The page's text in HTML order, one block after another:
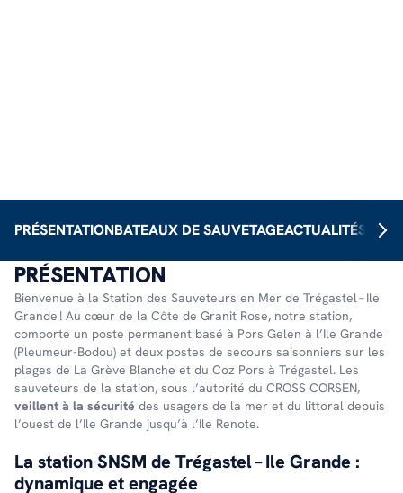
PRÉSENTATIONBATEAUX DE SAUVETAGEACTUALITÉS
PRÉSENTATION
Bien­ve­nue à la Station des Sauve­teurs en Mer de Trégas­tel – Ile
Grande ! Au cœur de la Côte de Granit Rose, notre station,
comporte un poste perma­nent basé à Pors Gelen à l’Ile Grande
(Pleu­meur-Bodou) et deux postes de secours saison­niers sur les
plages de La Grève Blanche et du Coz Pors à Trégas­tel. Les
sauve­teurs de la station, sous l’au­to­rité du CROSS CORSEN,
veillent à la sécu­rité des usagers de la mer et du litto­ral depuis
l’ouest de l’Ile Grande jusqu’à l’Ile Renote.
La station SNSM de Trégas­tel – Ile Grande :
dyna­mique et enga­gée